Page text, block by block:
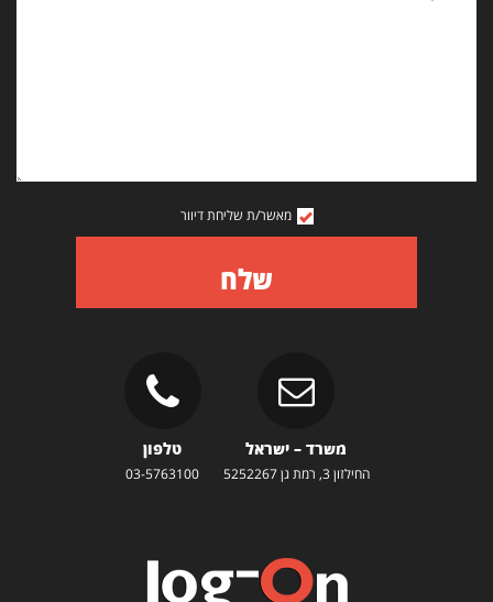
מאשר/ת שליחת דיוור
שלח
משרד – ישראל
החילזון 3, רמת גן 5252267
טלפון
03-5763100